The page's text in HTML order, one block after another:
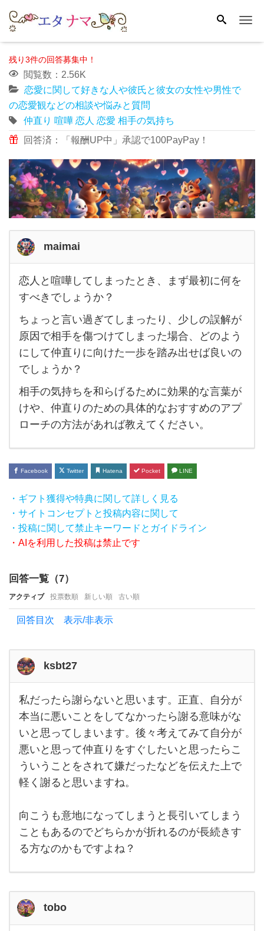
残り3件の回答募集中！
閲覧数：2.56K
恋愛に関して好きな人や彼氏と彼女の女性や男性で
の恋愛観などの相談や悩みと質問
仲直り 喧嘩 恋人 恋愛 相手の気持ち
回答済：「報酬UP中」承認で100PayPay！
maimai
恋人
と喧
嘩し
て
し
ま
っ
た
と
き、
ま
初に
何を
す
き
で
し
ょ
か？
ち
ょ
っ
と言
い過
ぎ
て
ま
っ
た
り、
少
恋人と喧嘩してしまったとき、まず最初に何を
すべきでしょうか？
ちょっと言い過ぎてしまったり、少しの誤解が
原因で相手を傷つけてしまった場合、どのよう
にして仲直りに向けた一歩を踏み出せば良いの
でしょうか？
相手の気持ちを和らげるために効果的な言葉が
けや、仲直りのための具体的なおすすめのアプ
ローチの方法があれば教えてください。
Facebook Twitter Hatena Pocket LINE
・ギフト獲得や特典に関して詳しく見る
・サイトコンセプトと投稿内容に関して
・投稿に関して禁止キーワードとガイドライン
・AIを利用した投稿は禁止です
回答一覧（7）
アクティブ 投票数順 新しい順 古い順
回答目次 表示/非表示
ksbt27
私だ
った
ら謝
らな
いと
思い
ま
す。
正
直、
が本
当に
悪い
こと
をし
てな
た
私だったら謝らないと思います。正直、自分が
本当に悪いことをしてなかったら謝る意味がな
いと思ってしまいます。後々考えてみて自分が
悪いと思って仲直りをすぐしたいと思ったらこ
ういうことをされて嫌だったなどを伝えた上で
軽く謝ると思いますね。
向こうも意地になってしまうと長引いてしまう
こともあるのでどちらかが折れるのが長続きす
る方なのかもですよね？
tobo